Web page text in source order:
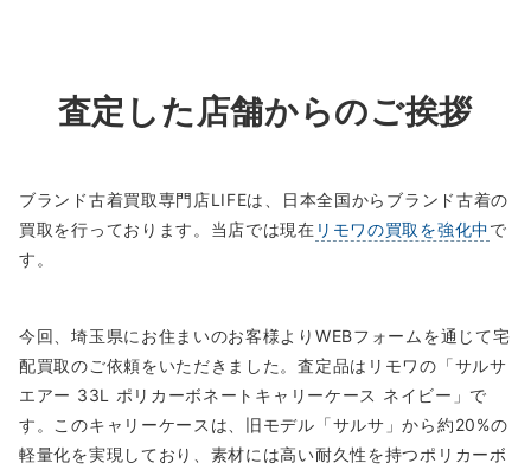
査定した店舗からのご挨拶
ブランド古着買取専門店LIFEは、日本全国からブランド古着の
買取を行っております。当店では現在 リモワの買取を強化中で
す。
今回、埼玉県にお住まいのお客様よりWEBフォームを通じて宅
配買取のご依頼をいただきました。査定品はリモワの「サルサ
エアー 33L ポリカーボネートキャリーケース ネイビー」で
す。このキャリーケースは、旧モデル「サルサ」から約20%の
軽量化を実現しており、素材には高い耐久性を持つポリカーボ